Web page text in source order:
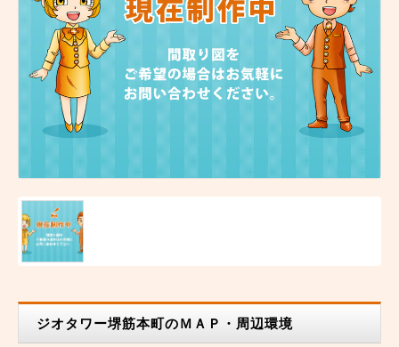
ジオタワー堺筋本町のＭＡＰ・周辺環境